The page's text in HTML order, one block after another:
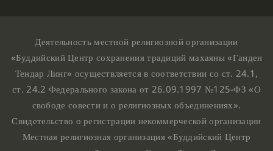
Деятельность местной религиозной организации
«Буддийский Центр сохранения традиций махаяны «Ганден
Тендар Линг» осуществляется в соответствии со ст. 24.1,
ст. 24.2 Федерального закона от 26.09.1997 №125-ФЗ «О
свободе совести и о религиозных объединениях».
Свидетельство о регистрации некоммерческой организации
Местная религиозная организация «Буддийский Центр